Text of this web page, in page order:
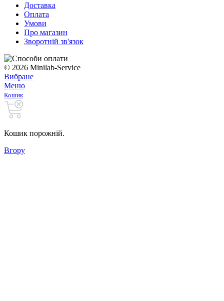
Доставка
Оплата
Умови
Про магазин
Зворотній зв'язок
© 2026 Minilab-Service
Вибране
Меню
Кошик
Кошик порожній.
Вгору